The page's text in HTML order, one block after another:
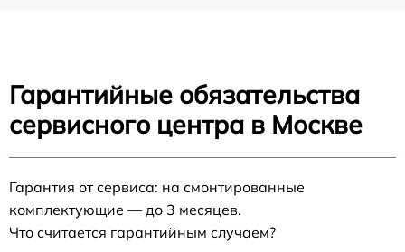
Гарантийные обязательства
сервисного центра в Москве
Гарантия от сервиса: на смонтированные
комплектующие — до 3 месяцев.
Что считается гарантийным случаем?